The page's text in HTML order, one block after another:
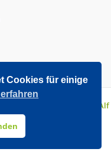
mit WordPress von
Alf
Cookies für einige
erfahren